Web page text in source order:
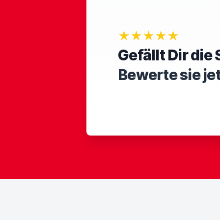
★★★★★
Gefällt Dir die
Bewerte sie